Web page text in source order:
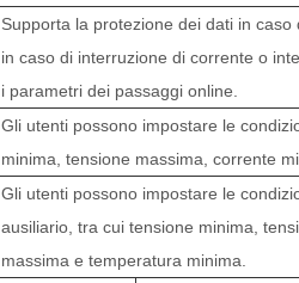
Supporta la protezione dei dati in
in caso di interruzione di corrente o
i parametri dei passaggi online.
Gli utenti possono impostare le
minima, tensione massima, corrente
Gli utenti possono impostare le
ausiliario, tra cui tensione minima,
massima e temperatura minima.